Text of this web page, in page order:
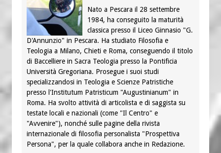
Nato a Pescara il 28 settembre
1984, ha conseguito la maturità
classica presso il Liceo Ginnasio "G.
D'Annunzio" in Pescara. Ha studiato Filosofia e
Teologia a Milano, Chieti e Roma, conseguendo il titolo
di Baccelliere in Sacra Teologia presso la Pontificia
Università Gregoriana. Prosegue i suoi studi
specializzandosi in Teologia e Scienze Patristiche
presso l'Institutum Patristicum "Augustinianum" in
Roma. Ha svolto attività di articolista e di saggista su
testate locali e nazionali (come "Il Centro" e
"Avvenire"), nonché sulle pagine della rivista
internazionale di filosofia personalista "Prospettiva
Persona", per la quale collabora anche in Redazione.